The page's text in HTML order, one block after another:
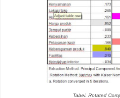
Tabel. Rotated